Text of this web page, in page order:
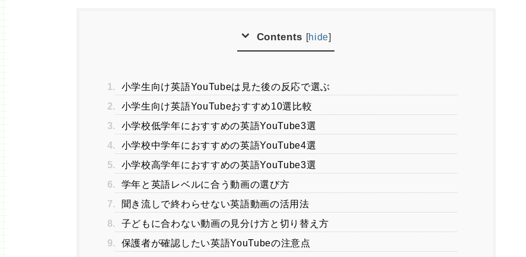
Contents [hide]
1.
小学生向け英語YouTubeは見た後の反応で選ぶ
2.
小学生向け英語YouTubeおすすめ10選比較
3.
小学校低学年におすすめの英語YouTube3選
4.
小学校中学年におすすめの英語YouTube4選
5.
小学校高学年におすすめの英語YouTube3選
6.
学年と英語レベルに合う動画の選び方
7.
聞き流しで終わらせない英語動画の活用法
8.
子どもに合わない動画の見分け方と切り替え方
9.
保護者が確認したい英語YouTubeの注意点